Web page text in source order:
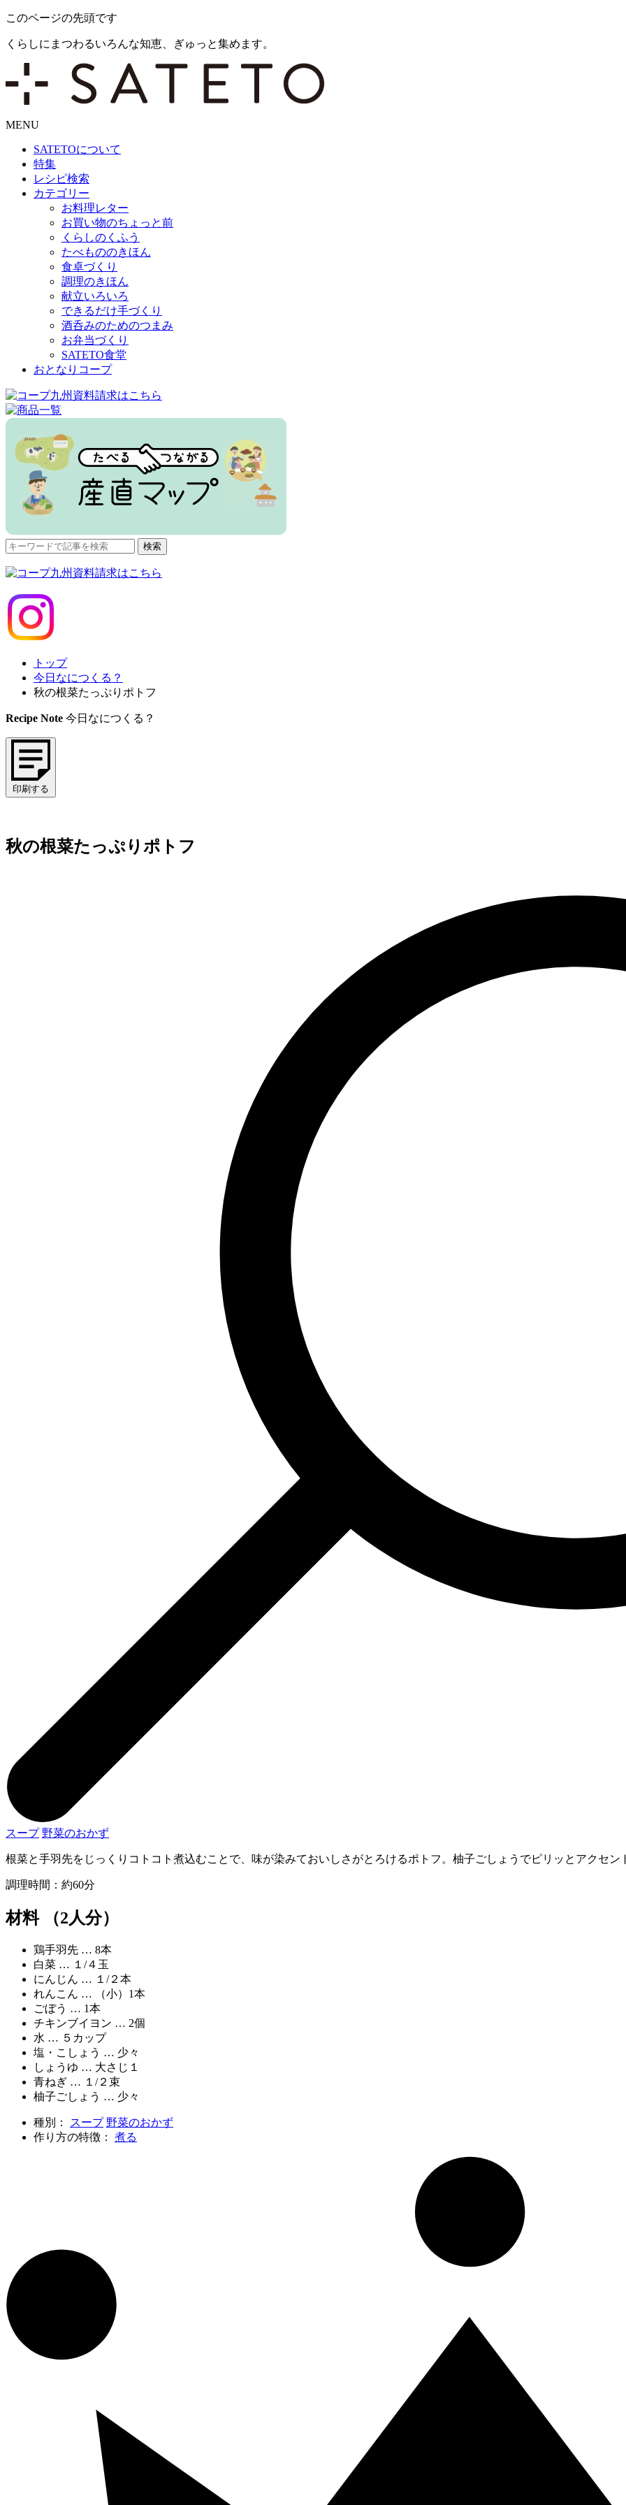
このページの先頭です
くらしにまつわるいろんな知恵、ぎゅっと集めます。
MENU
SATETOについて
特集
レシピ検索
カテゴリー
お料理レター
お買い物のちょっと前
くらしのくふう
たべもののきほん
食卓づくり
調理のきほん
献立いろいろ
できるだけ手づくり
酒呑みのためのつまみ
お弁当づくり
SATETO食堂
おとなりコープ
検
対
検索
トップ
今日なにつくる？
秋の根菜たっぷりポトフ
Recipe Note 今日なにつくる？
印刷する
秋の根菜たっぷりポトフ
スープ 野菜のおかず
根菜と手羽先をじっくりコトコト煮込むことで、味が染みておいしさがとろけるポトフ。柚子ごしょうでピリッとアクセン
調理時間：約60分
材料 （2人分）
鶏手羽先 … 8本
白菜 … １/４玉
にんじん … １/２本
れんこん … （小）1本
ごぼう … 1本
チキンブイヨン … 2個
水 … ５カップ
塩・こしょう … 少々
しょうゆ … 大さじ１
青ねぎ … １/２束
柚子ごしょう … 少々
種別： スープ 野菜のおかず
作り方の特徴： 煮る